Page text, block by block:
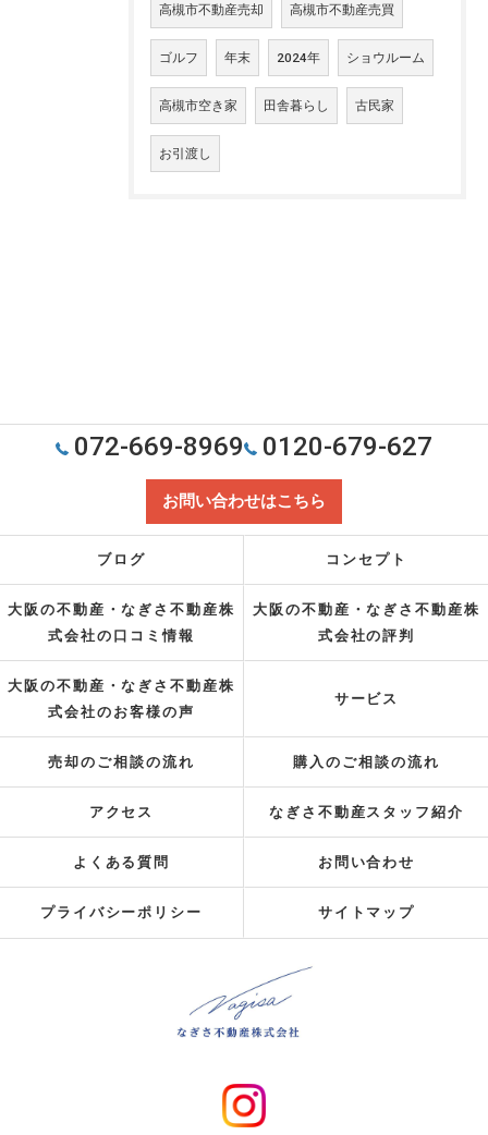
高槻市不動産売却 高槻市不動産売買
ゴルフ 年末 2024年 ショウルーム
高槻市空き家 田舎暮らし 古民家
お引渡し
072-669-8969 0120-679-627
お問い合わせはこちら
ブログ コンセプト
大阪の不動産・なぎさ不動産株
式会社の口コミ情報
大阪の不動産・なぎさ不動産株
式会社の評判
大阪の不動産・なぎさ不動産株
式会社のお客様の声
サービス
売却のご相談の流れ 購入のご相談の流れ
アクセス なぎさ不動産スタッフ紹介
よくある質問 お問い合わせ
プライバシーポリシー サイトマップ